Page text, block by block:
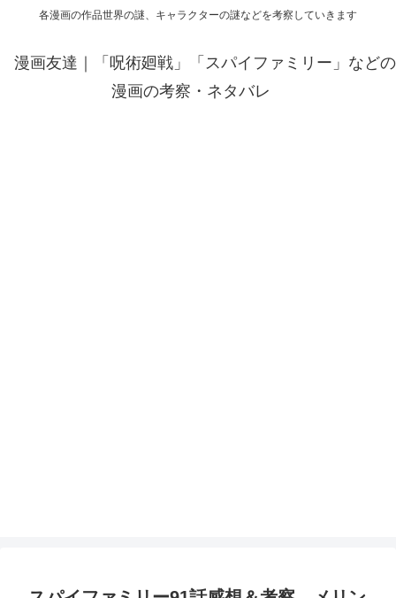
各漫画の作品世界の謎、キャラクターの謎などを考察していきます
漫画友達｜「呪術廻戦」「スパイファミリー」などの
漫画の考察・ネタバレ